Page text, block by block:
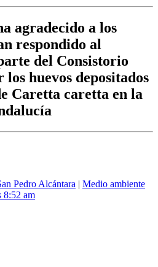
agradecido a los
respondido al
del Consistorio
huevos depositados
Caretta caretta en la
Pedro Alcántara | Medio ambiente
8:52 am